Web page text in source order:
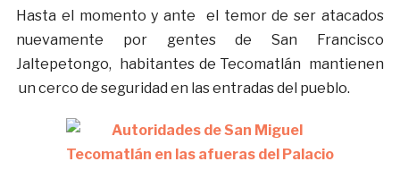
Hasta el momento y ante el temor de ser atacados
nuevamente por gentes de San Francisco
Jaltepetongo, habitantes de Tecomatlán mantienen
un cerco de seguridad en las entradas del pueblo.